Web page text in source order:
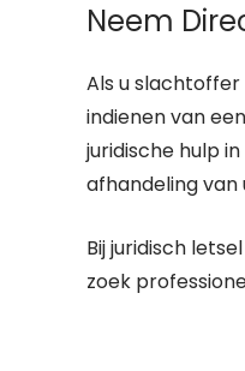
Neem
Als u
indienen van
juridische hulp
afhandeling van
Bij juridisch
zoek